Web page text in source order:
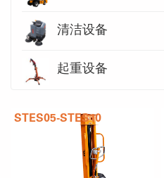
清洁设备
起重设备
STES05-STES10